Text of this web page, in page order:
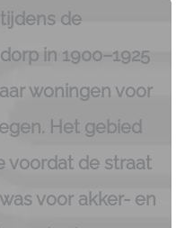
de
in 1900–1925
woningen voor
Het gebied
voordat de straat
voor akker- en